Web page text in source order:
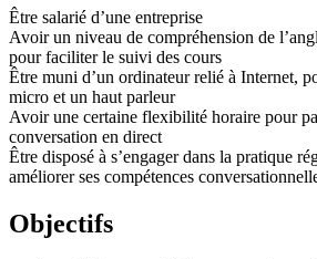
Être salarié d’une entreprise
Avoir un niveau de compréhension de
pour faciliter le suivi des cours
Être muni d’un ordinateur relié à Internet,
micro et un haut parleur
Avoir une certaine flexibilité horaire pour
conversation en direct
Être disposé à s’engager dans la pratique
améliorer ses compétences
Objectifs